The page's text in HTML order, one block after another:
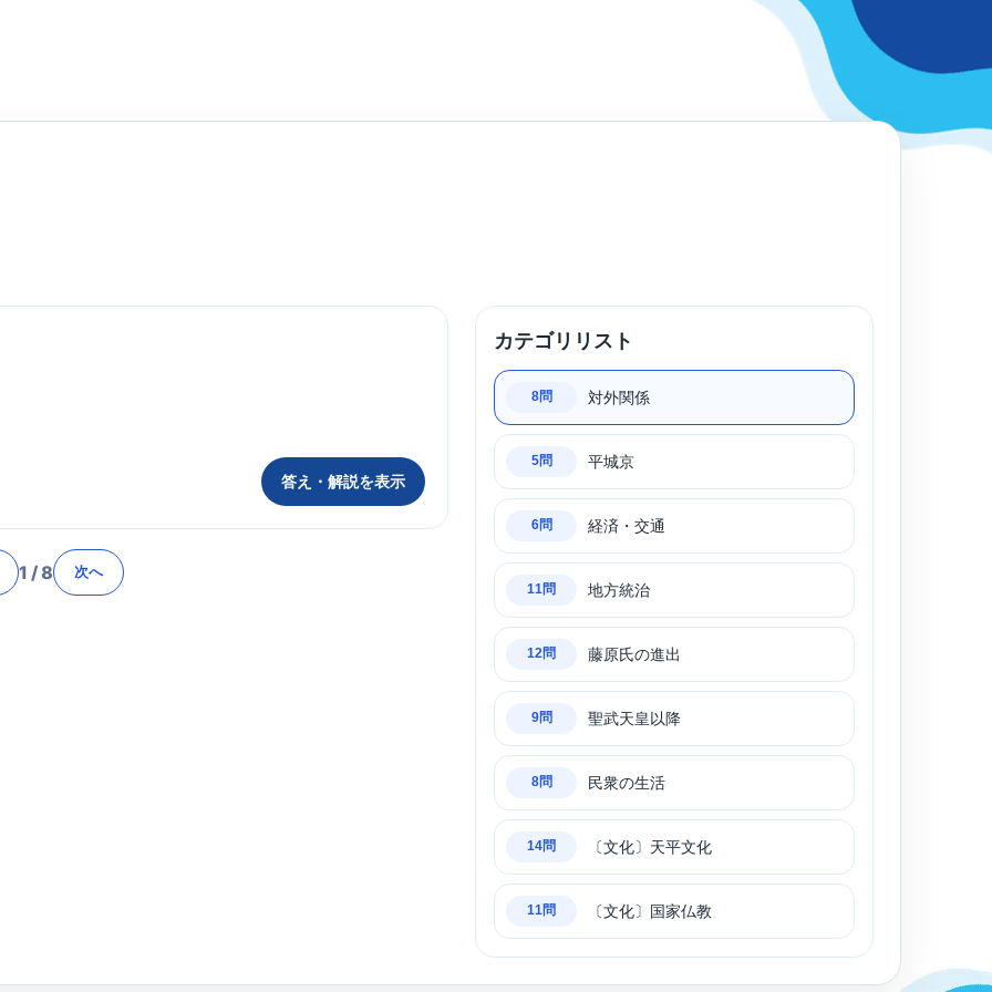
答え・解説を表示
1 /8 次へ
カテゴリリスト
8問 対外関係
5問 平城京
6問 経済・交通
11問 地方統治
12問 藤原氏の進出
9問 聖武天皇以降
8問 民衆の生活
14問 〔文化〕天平文化
11問 〔文化〕国家仏教